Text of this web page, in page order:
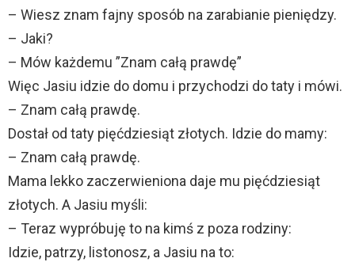
– Wiesz znam fajny sposób na zarabianie pieniędzy.
– Jaki?
– Mów każdemu ”Znam całą prawdę”
Więc Jasiu idzie do domu i przychodzi do taty i mówi.
– Znam całą prawdę.
Dostał od taty pięćdziesiąt złotych. Idzie do mamy:
– Znam całą prawdę.
Mama lekko zaczerwieniona daje mu pięćdziesiąt
złotych. A Jasiu myśli:
– Teraz wypróbuję to na kimś z poza rodziny:
Idzie, patrzy, listonosz, a Jasiu na to: